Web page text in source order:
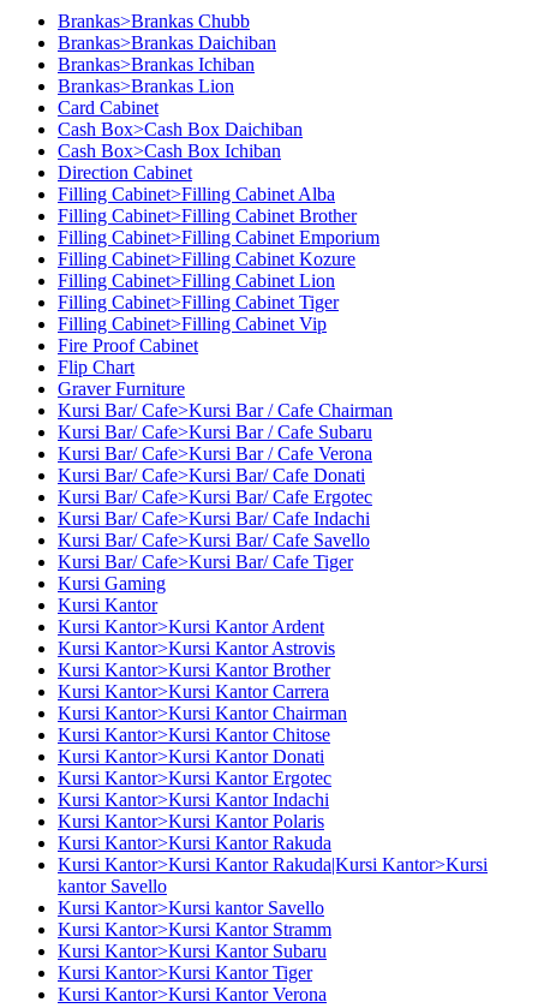
Brankas>Brankas Chubb
Brankas>Brankas Daichiban
Brankas>Brankas Ichiban
Brankas>Brankas Lion
Card Cabinet
Cash Box>Cash Box Daichiban
Cash Box>Cash Box Ichiban
Direction Cabinet
Filling Cabinet>Filling Cabinet Alba
Filling Cabinet>Filling Cabinet Brother
Filling Cabinet>Filling Cabinet Emporium
Filling Cabinet>Filling Cabinet Kozure
Filling Cabinet>Filling Cabinet Lion
Filling Cabinet>Filling Cabinet Tiger
Filling Cabinet>Filling Cabinet Vip
Fire Proof Cabinet
Flip Chart
Graver Furniture
Kursi Bar/ Cafe>Kursi Bar / Cafe Chairman
Kursi Bar/ Cafe>Kursi Bar / Cafe Subaru
Kursi Bar/ Cafe>Kursi Bar / Cafe Verona
Kursi Bar/ Cafe>Kursi Bar/ Cafe Donati
Kursi Bar/ Cafe>Kursi Bar/ Cafe Ergotec
Kursi Bar/ Cafe>Kursi Bar/ Cafe Indachi
Kursi Bar/ Cafe>Kursi Bar/ Cafe Savello
Kursi Bar/ Cafe>Kursi Bar/ Cafe Tiger
Kursi Gaming
Kursi Kantor
Kursi Kantor>Kursi Kantor Ardent
Kursi Kantor>Kursi Kantor Astrovis
Kursi Kantor>Kursi Kantor Brother
Kursi Kantor>Kursi Kantor Carrera
Kursi Kantor>Kursi Kantor Chairman
Kursi Kantor>Kursi Kantor Chitose
Kursi Kantor>Kursi Kantor Donati
Kursi Kantor>Kursi Kantor Ergotec
Kursi Kantor>Kursi Kantor Indachi
Kursi Kantor>Kursi Kantor Polaris
Kursi Kantor>Kursi Kantor Rakuda
Kursi Kantor>Kursi Kantor Rakuda|Kursi Kantor>Kursi
kantor Savello
Kursi Kantor>Kursi kantor Savello
Kursi Kantor>Kursi Kantor Stramm
Kursi Kantor>Kursi Kantor Subaru
Kursi Kantor>Kursi Kantor Tiger
Kursi Kantor>Kursi Kantor Verona